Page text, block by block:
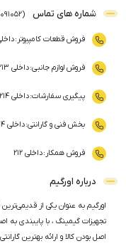
شماره های تماس (
فروش قطعات کامپیوتر :داخلی
فروش لوازم جانبی:داخلی ۲۱۳
پیگیری سفارشات:داخلی ۲۱۴
بخش فنی و گارانتی:داخلی ۲۱۴
فروش همکار :داخلی ۲۱۲
درباره اورگیم
تجهیزات گیمینگ ، با پایبندی به
اصل‌ بودن کالا و ارائه بهترین